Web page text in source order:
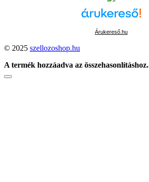
Árukereső.hu
© 2025 szellozoshop.hu
A termék hozzáadva az összehasonlításhoz.